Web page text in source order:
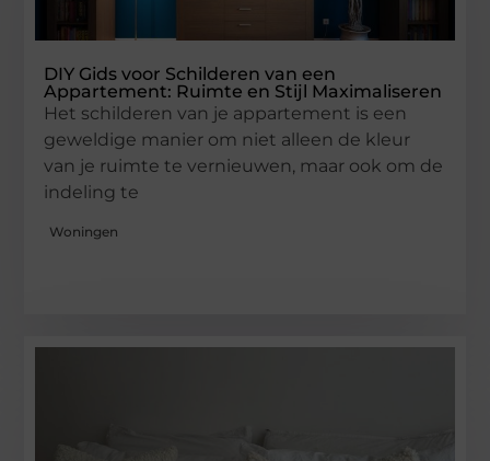
DIY Gids voor Schilderen van een
Appartement: Ruimte en Stijl Maximaliseren
Het schilderen van je appartement is een
geweldige manier om niet alleen de kleur
van je ruimte te vernieuwen, maar ook om de
indeling te
Woningen